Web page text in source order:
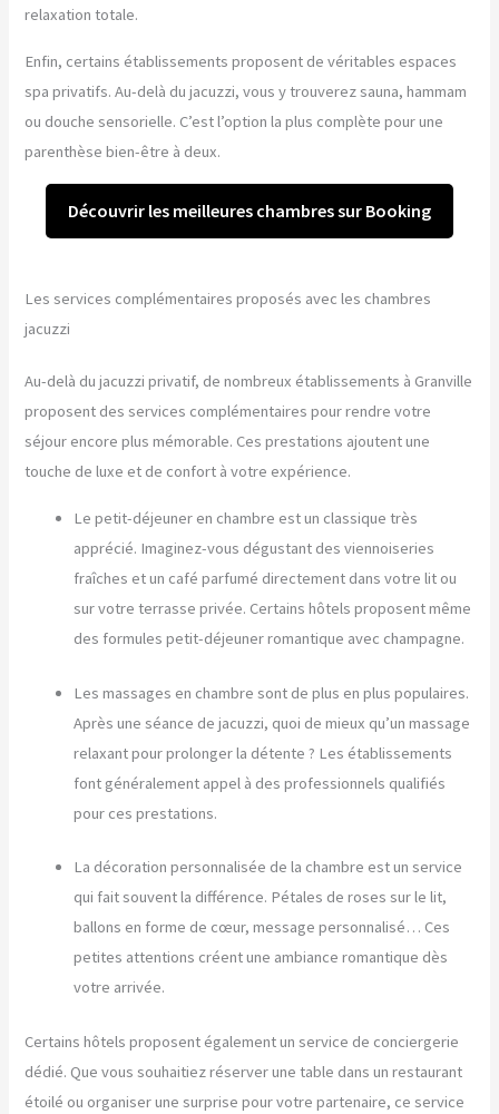
relaxation totale.
Enfin, certains établissements proposent de véritables espaces
spa privatifs. Au-delà du jacuzzi, vous y trouverez sauna, hammam
ou douche sensorielle. C’est l’option la plus complète pour une
parenthèse bien-être à deux.
Découvrir les meilleures chambres sur Booking
Les services complémentaires proposés avec les chambres
jacuzzi
Au-delà du jacuzzi privatif, de nombreux établissements à Granville
proposent des services complémentaires pour rendre votre
séjour encore plus mémorable. Ces prestations ajoutent une
touche de luxe et de confort à votre expérience.
Le petit-déjeuner en chambre est un classique très
apprécié. Imaginez-vous dégustant des viennoiseries
fraîches et un café parfumé directement dans votre lit ou
sur votre terrasse privée. Certains hôtels proposent même
des formules petit-déjeuner romantique avec champagne.
Les massages en chambre sont de plus en plus populaires.
Après une séance de jacuzzi, quoi de mieux qu’un massage
relaxant pour prolonger la détente ? Les établissements
font généralement appel à des professionnels qualifiés
pour ces prestations.
La décoration personnalisée de la chambre est un service
qui fait souvent la différence. Pétales de roses sur le lit,
ballons en forme de cœur, message personnalisé… Ces
petites attentions créent une ambiance romantique dès
votre arrivée.
Certains hôtels proposent également un service de conciergerie
dédié. Que vous souhaitiez réserver une table dans un restaurant
étoilé ou organiser une surprise pour votre partenaire, ce service